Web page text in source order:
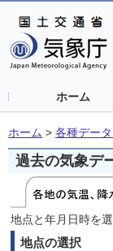
ホーム
ホーム > 各種デー
過去の気象デ
地点と年月日時を
地点の選択